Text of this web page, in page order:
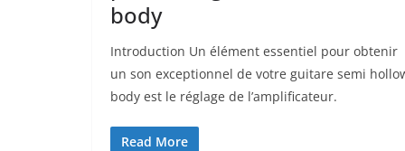
body
Introduction Un élément essentiel ⁢pour obtenir
un son exceptionnel de votre guitare semi
body⁤ est le réglage de l’amplificateur.
Read More